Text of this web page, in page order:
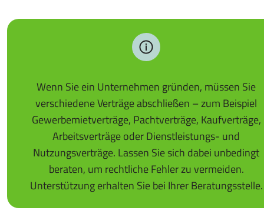
Wenn Sie ein Unternehmen gründen, müssen Sie
verschiedene Verträge abschließen – zum Beispiel
Gewerbemietverträge, Pachtverträge, Kaufverträge,
Arbeitsverträge oder Dienstleistungs- und
Nutzungsverträge. Lassen Sie sich dabei unbedingt
beraten, um rechtliche Fehler zu vermeiden.
Unterstützung erhalten Sie bei Ihrer Beratungsstelle.